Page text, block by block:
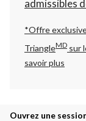
admissibles
*Offre
TriangleMD sur
savoir plus
Ouvrez une